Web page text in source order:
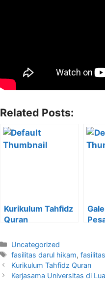
Related Posts:
Kurikulum Tahfidz
Quran
Uncategorized
fasilitas darul hikam,
Kurikulum Tahfidz Quran
Kerjasama Universitas di